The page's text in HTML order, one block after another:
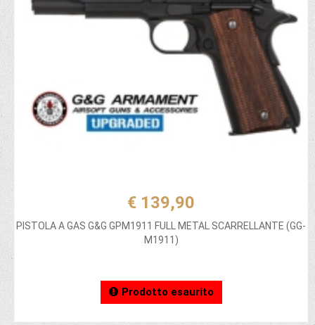
€ 139,90
PISTOLA A GAS G&G GPM1911 FULL METAL SCARRELLANTE (GG-
M1911)
Prodotto esaurito